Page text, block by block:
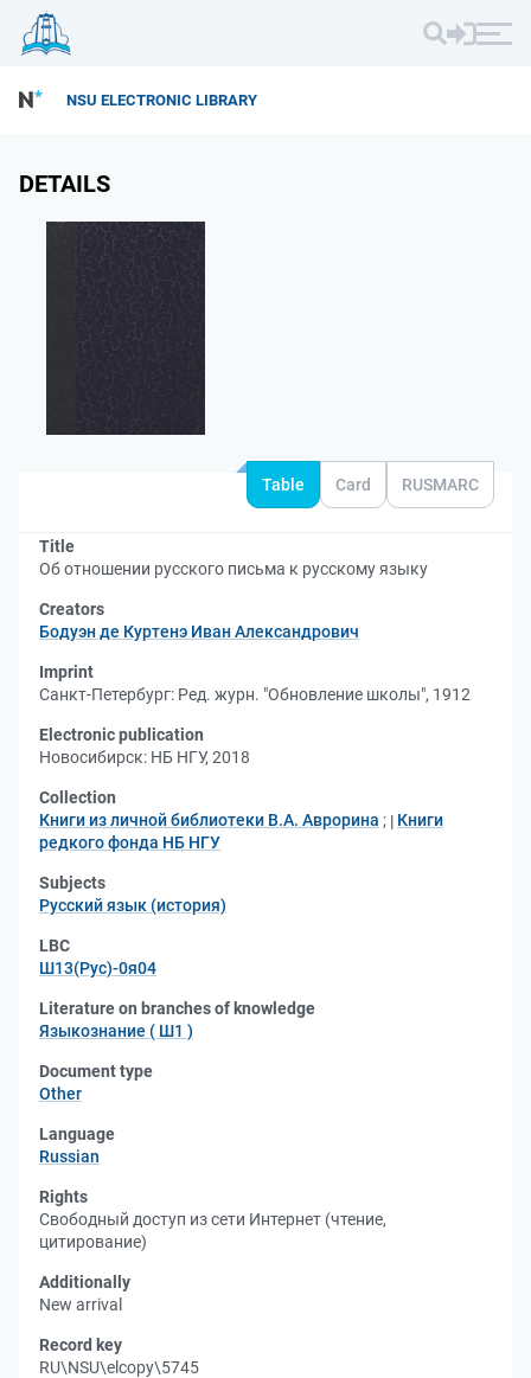
NSU ELECTRONIC LIBRARY
DETAILS
Table Card RUSMARC
Title
Об отношении русского письма к русскому языку
Creators
Бодуэн де Куртенэ Иван Александрович
Imprint
Санкт-Петербург: Ред. журн. "Обновление школы", 1912
Electronic publication
Новосибирск: НБ НГУ, 2018
Collection
Книги из личной библиотеки В.А. Аврорина ;
Книги
редкого фонда НБ НГУ
Subjects
Русский язык (история)
LBC
Ш13(Рус)-0я04
Literature on branches of knowledge
Языкознание ( Ш1 )
Document type
Other
Language
Russian
Rights
Свободный доступ из сети Интернет (чтение,
цитирование)
Additionally
New arrival
Record key
RU\NSU\elcopy\5745